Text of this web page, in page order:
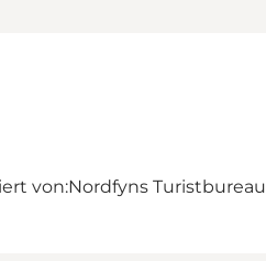
von:Nordfyns Turistbureau